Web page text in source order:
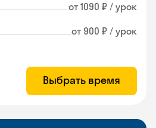
от 1090 ₽ / урок
от 900 ₽ / урок
Выбрать время